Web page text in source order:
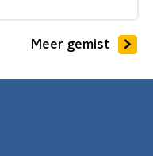
Meer gemist